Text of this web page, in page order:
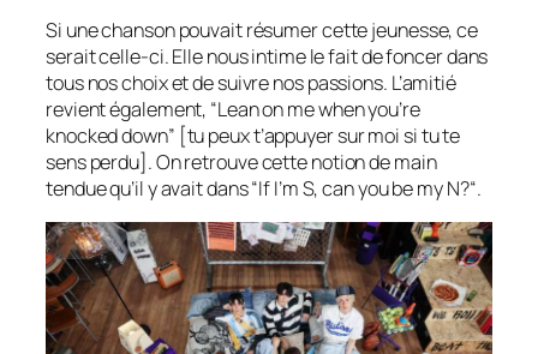
Si une chanson pouvait résumer cette jeunesse, ce
serait celle-ci. Elle nous intime le fait de foncer dans
tous nos choix et de suivre nos passions. L’amitié
revient également, “Lean on me when you’re
knocked down” [tu peux t’appuyer sur moi si tu te
sens perdu]. On retrouve cette notion de main
tendue qu’il y avait dans “If I’m S, can you be my N?“.